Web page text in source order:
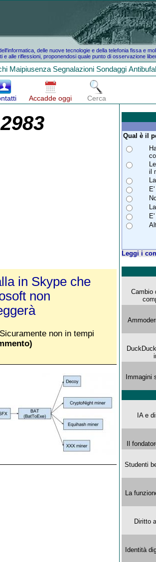
delle nuove tecnologie e della telefonia fissa e
alle riflessioni, proponendosi quale punto di osservazione
Maipiusenza Segnalazioni Sondaggi
Accadde oggi Cerca
in Skype che
non
non in tempi
Qual è il
il
Leggi i
Cambio
Immagini
IA e
Il
Studenti
La
Diritto
Identità